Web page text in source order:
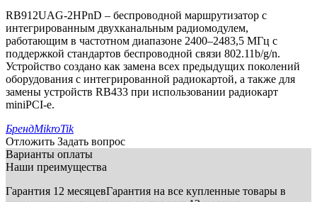
RB912UAG-2HPnD – беспроводной маршрутизатор с
интегрированным двухканальным радиомодулем,
работающим в частотном диапазоне 2400–2483,5 МГц с
поддержкой стандартов беспроводной связи 802.11b/g/n.
Устройство создано как замена всех предыдущих поколений
оборудования с интегрированной радиокартой, а также для
замены устройств RB433 при использовании радиокарт
miniPCI-e.
БрендMikroTik
Отложить Задать вопрос
Варианты оплаты
Наши преимущества
Гарантия 12 месяцевГарантия на все купленные товары в